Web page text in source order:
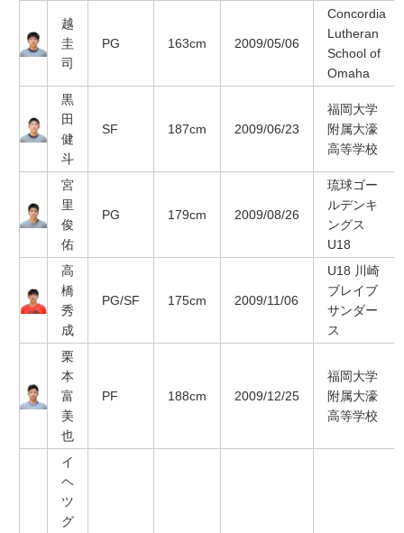
越
圭
司
PG 163cm 2009/05/06
Concordia
Lutheran
School of
Omaha
黒
田
健
斗
SF 187cm 2009/06/23
福岡大学
附属大濠
高等学校
宮
里
俊
佑
PG 179cm 2009/08/26
琉球ゴー
ルデンキ
ングス
U18
高
橋
秀
成
PG/SF 175cm 2009/11/06
U18 川崎
ブレイブ
サンダー
ス
栗
本
富
美
也
PF 188cm 2009/12/25
福岡大学
附属大濠
高等学校
イ
ヘ
ツ
グ